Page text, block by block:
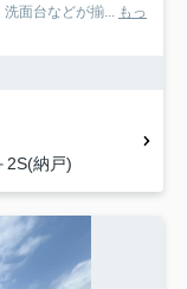
面台などが揃... もっ
2S(納戸)